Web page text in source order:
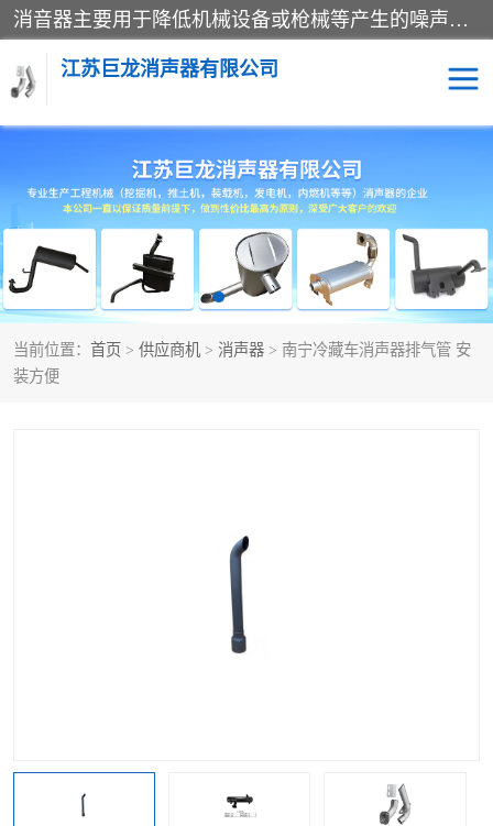
消音器主要用于降低机械设备或枪械等产生的噪声。它通过阻尼或增加排气面积来降低排气速度和功率，从而降低噪声。常见的消音器类型包括阻性消声器、抗性消声器、共振消声器以及阻抗复合式消声器等。这些消音器各有特点，适用于不同频率的噪声消除。
江苏巨龙消声器有限公司
当前位置： 首页 > 供应商机 > 消声器 > 南宁冷藏车消声器排气管 安
装方便
消声器